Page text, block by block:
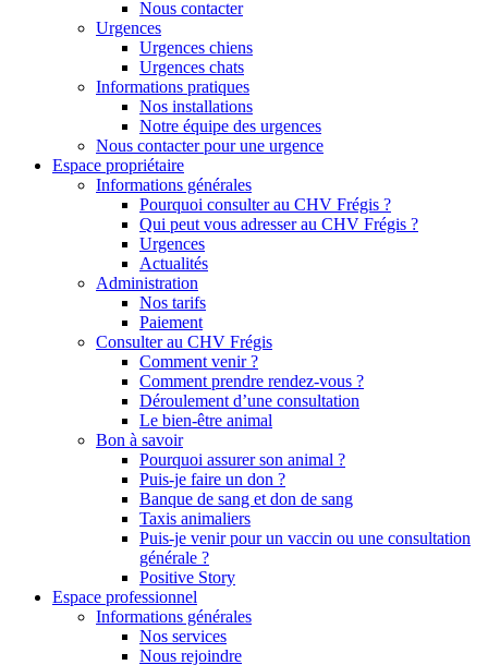
Nous contacter
Urgences
Urgences chiens
Urgences chats
Informations pratiques
Nos installations
Notre équipe des urgences
Nous contacter pour une urgence
Espace propriétaire
Informations générales
Pourquoi consulter au CHV Frégis ?
Qui peut vous adresser au CHV Frégis ?
Urgences
Actualités
Administration
Nos tarifs
Paiement
Consulter au CHV Frégis
Comment venir ?
Comment prendre rendez-vous ?
Déroulement d’une consultation
Le bien-être animal
Bon à savoir
Pourquoi assurer son animal ?
Puis-je faire un don ?
Banque de sang et don de sang
Taxis animaliers
Puis-je venir pour un vaccin ou une consultation
générale ?
Positive Story
Espace professionnel
Informations générales
Nos services
Nous rejoindre